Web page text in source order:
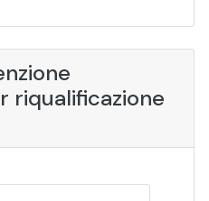
riqualificazione